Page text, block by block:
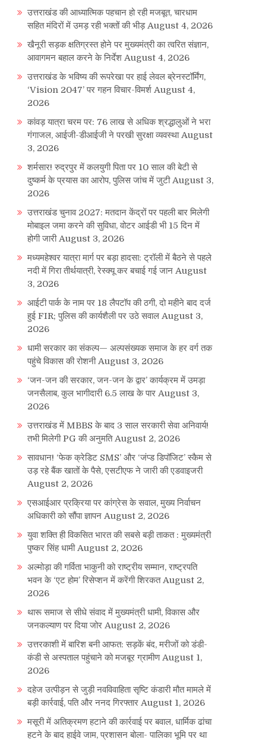
उत्तराखंड की आध्यात्मिक पहचान हो रही मजबूत, चारधाम
सहित मंदिरों में उमड़ रही भक्तों की भीड़ August 4, 2026
खैनूरी सड़क क्षतिग्रस्त होने पर मुख्यमंत्री का त्वरित संज्ञान,
आवागमन बहाल करने के निर्देश August 4, 2026
उत्तराखंड के भविष्य की रूपरेखा पर हाई लेवल ब्रेनस्टॉर्मिंग,
‘Vision 2047’ पर गहन विचार-विमर्श August 4,
2026
कांवड़ यात्रा चरम पर: 76 लाख से अधिक श्रद्धालुओं ने भरा
गंगाजल, आईजी-डीआईजी ने परखी सुरक्षा व्यवस्था August
3, 2026
शर्मसार! रुद्रपुर में कलयुगी पिता पर 10 साल की बेटी से
दुष्कर्म के प्रयास का आरोप, पुलिस जांच में जुटी August 3,
2026
उत्तराखंड चुनाव 2027: मतदान केंद्रों पर पहली बार मिलेगी
मोबाइल जमा करने की सुविधा, वोटर आईडी भी 15 दिन में
होगी जारी August 3, 2026
मध्यमहेश्वर यात्रा मार्ग पर बड़ा हादसा: ट्रॉली में बैठने से पहले
नदी में गिरा तीर्थयात्री, रेस्क्यू कर बचाई गई जान August
3, 2026
आईटी पार्क के नाम पर 18 लैपटॉप की ठगी, दो महीने बाद दर्ज
हुई FIR; पुलिस की कार्यशैली पर उठे सवाल August 3,
2026
धामी सरकार का संकल्प— अल्पसंख्यक समाज के हर वर्ग तक
पहुंचे विकास की रोशनी August 3, 2026
‘जन-जन की सरकार, जन-जन के द्वार’ कार्यक्रम में उमड़ा
जनसैलाब, कुल भागीदारी 6.5 लाख के पार August 3,
2026
उत्तराखंड में MBBS के बाद 3 साल सरकारी सेवा अनिवार्य!
तभी मिलेगी PG की अनुमति August 2, 2026
सावधान! ‘फेक क्रेडिट SMS’ और ‘जंप्ड डिपॉजिट’ स्कैम से
उड़ रहे बैंक खातों के पैसे, एसटीएफ ने जारी की एडवाइजरी
August 2, 2026
एसआईआर प्रक्रिया पर कांग्रेस के सवाल, मुख्य निर्वाचन
अधिकारी को सौंपा ज्ञापन August 2, 2026
युवा शक्ति ही विकसित भारत की सबसे बड़ी ताकत : मुख्यमंत्री
पुष्कर सिंह धामी August 2, 2026
अल्मोड़ा की गर्विता भाकुनी को राष्ट्रीय सम्मान, राष्ट्रपति
भवन के ‘एट होम’ रिसेप्शन में करेंगी शिरकत August 2,
2026
थारू समाज से सीधे संवाद में मुख्यमंत्री धामी, विकास और
जनकल्याण पर दिया जोर August 2, 2026
उत्तरकाशी में बारिश बनी आफत: सड़कें बंद, मरीजों को डंडी-
कंडी से अस्पताल पहुंचाने को मजबूर ग्रामीण August 1,
2026
दहेज उत्पीड़न से जुड़ी नवविवाहिता सृष्टि कंडारी मौत मामले में
बड़ी कार्रवाई, पति और ननद गिरफ्तार August 1, 2026
मसूरी में अतिक्रमण हटाने की कार्रवाई पर बवाल, धार्मिक ढांचा
हटने के बाद हाईवे जाम, प्रशासन बोला- पालिका भूमि पर था